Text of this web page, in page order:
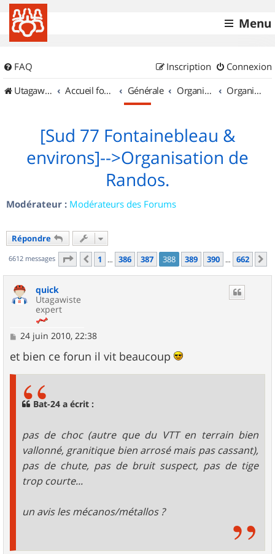
Menu
FAQ Connexion
Inscription
UtagawaVTT (Randos VTT et VTTAE avec traces GPS)
Accueil forum Générale Organisation de sorties & Recherche de partenaires Organisation de sorties en région Île de France
[Sud 77 Fontainebleau &
environs]-->Organisation de
Randos.
Modérateur : Modérateurs des Forums
Répondre
6612 messages Page 388 sur662
Précédent
1 … 386 387 388 389 390 … 662
quick
Utagawiste
expert
M
s
s
a
24 juin 2010, 22:38
et bien ce forun il vit beaucoup
Bat-24 a écrit :
pas de choc (autre que du VTT en terrain bien
vallonné, granitique bien arrosé mais pas cassant),
pas de chute, pas de bruit suspect, pas de tige
trop courte...
un avis les mécanos/métallos ?